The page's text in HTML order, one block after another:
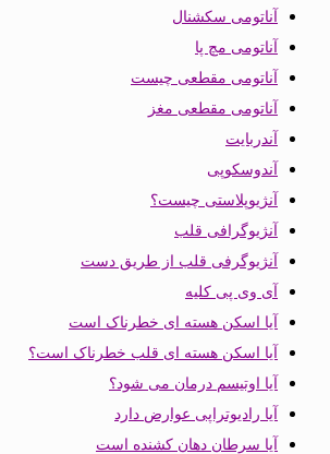
آناتومی سکشنال
آناتومی مچ پا
آناتومی مقطعی چیست
آناتومی مقطعی مغز
آندربایت
آندوسکوپی
آنژیوپلاستی چیست؟
آنژیوگرافی قلب
آنژیوگرفی قلب از طریق دست
آی وی پی کلیه
آیا اسکن هسته ای خطرناک است
آیا اسکن هسته ای قلب خطرناک است؟
آیا اوتیسم درمان می شود؟
آیا رادیوتراپی عوارض دارد
آیا سرطان دهان کشنده است